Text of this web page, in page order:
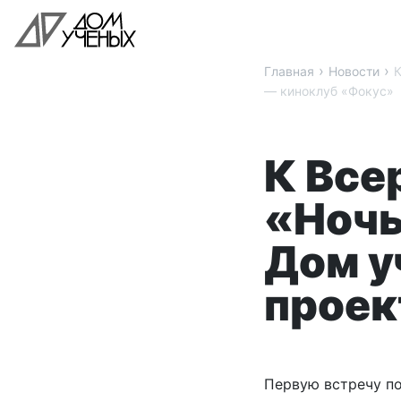
Главная › Новости ›
— киноклуб «Фокус»
К
Дом
Первую встречу